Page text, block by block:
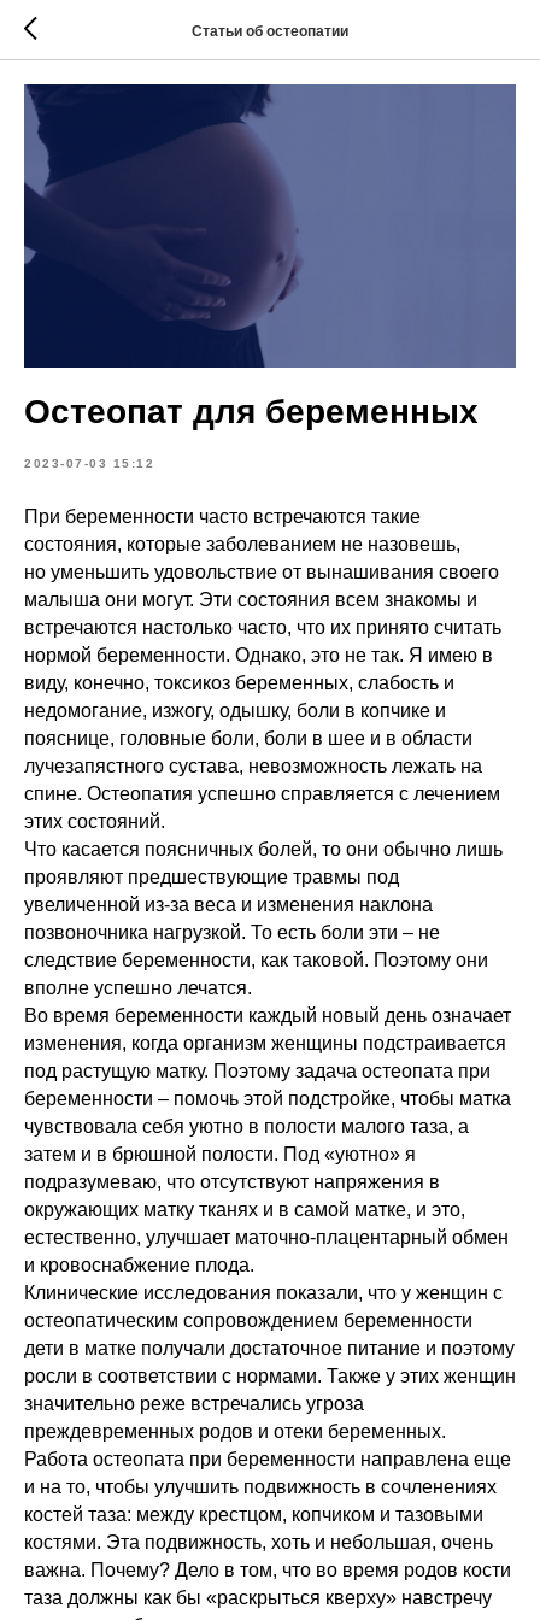
Статьи об остеопатии
Остеопат для беременных
2023-07-03 15:12
При беременности часто встречаются такие
состояния, которые заболеванием не назовешь,
но уменьшить удовольствие от вынашивания своего
малыша они могут. Эти состояния всем знакомы и
встречаются настолько часто, что их принято считать
нормой беременности. Однако, это не так. Я имею в
виду, конечно, токсикоз беременных, слабость и
недомогание, изжогу, одышку, боли в копчике и
пояснице, головные боли, боли в шее и в области
лучезапястного сустава, невозможность лежать на
спине. Остеопатия успешно справляется с лечением
этих состояний.
Что касается поясничных болей, то они обычно лишь
проявляют предшествующие травмы под
увеличенной из-за веса и изменения наклона
позвоночника нагрузкой. То есть боли эти – не
следствие беременности, как таковой. Поэтому они
вполне успешно лечатся.
Во время беременности каждый новый день означает
изменения, когда организм женщины подстраивается
под растущую матку. Поэтому задача остеопата при
беременности – помочь этой подстройке, чтобы матка
чувствовала себя уютно в полости малого таза, а
затем и в брюшной полости. Под «уютно» я
подразумеваю, что отсутствуют напряжения в
окружающих матку тканях и в самой матке, и это,
естественно, улучшает маточно-плацентарный обмен
и кровоснабжение плода.
Клинические исследования показали, что у женщин с
остеопатическим сопровождением беременности
дети в матке получали достаточное питание и поэтому
росли в соответствии с нормами. Также у этих женщин
значительно реже встречались угроза
преждевременных родов и отеки беременных.
Работа остеопата при беременности направлена еще
и на то, чтобы улучшить подвижность в сочленениях
костей таза: между крестцом, копчиком и тазовыми
костями. Эта подвижность, хоть и небольшая, очень
важна. Почему? Дело в том, что во время родов кости
таза должны как бы «раскрыться кверху» навстречу